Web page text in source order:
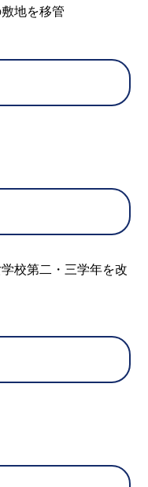
地を移管
校第二・三学年を改